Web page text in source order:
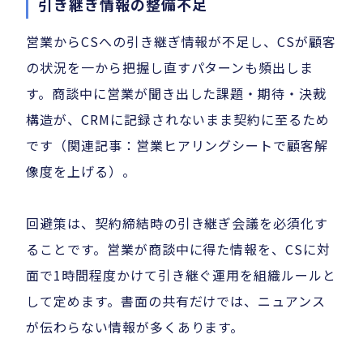
引き継ぎ情報の整備不足
営業からCSへの引き継ぎ情報が不足し、CSが顧客
の状況を一から把握し直すパターンも頻出しま
す。商談中に営業が聞き出した課題・期待・決裁
構造が、CRMに記録されないまま契約に至るため
です（関連記事：営業ヒアリングシートで顧客解
像度を上げる）。
回避策は、契約締結時の引き継ぎ会議を必須化す
ることです。営業が商談中に得た情報を、CSに対
面で1時間程度かけて引き継ぐ運用を組織ルールと
して定めます。書面の共有だけでは、ニュアンス
が伝わらない情報が多くあります。